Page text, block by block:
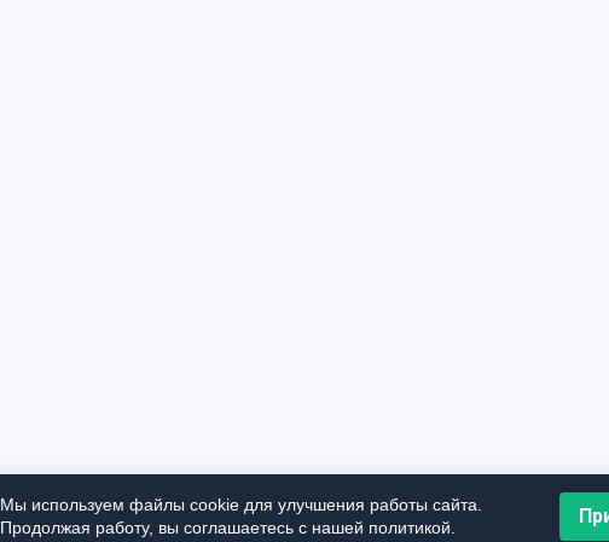
Мы используем файлы cookie для улучшения работы сайта.
Продолжая работу, вы соглашаетесь с нашей политикой.